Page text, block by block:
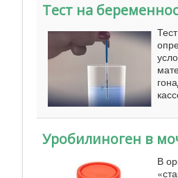
Тест на
Уробилиноген в
В